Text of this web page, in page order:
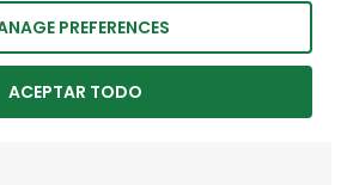
PREFERENCES
ACEPTAR TODO